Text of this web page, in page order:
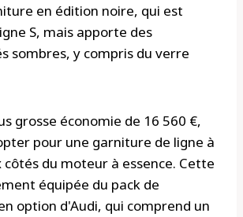
en édition noire, qui est
S, mais apporte des
sombres, y compris du verre
grosse économie de 16 560 €,
pour une garniture de ligne à
du moteur à essence. Cette
équipée du pack de
option d'Audi, qui comprend un